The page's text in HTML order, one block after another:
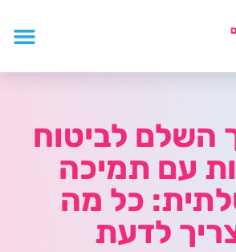
השלם לביטוח
עם תמיכה
כל מה
לדעת